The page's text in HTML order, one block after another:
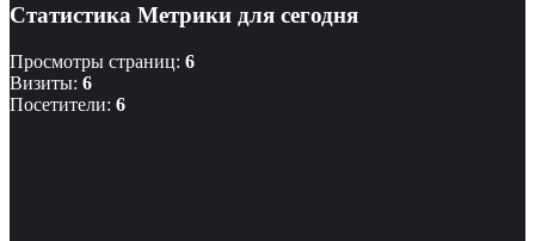
Статистика Метрики для сегодня
Просмотры страниц: 6
Визиты: 6
Посетители: 6